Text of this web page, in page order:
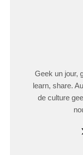
Geek un jour,
learn, share.
de culture